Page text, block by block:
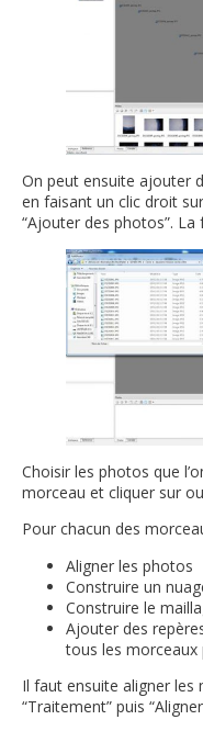
On peut ensuite ajouter
en faisant un clic droit
“Ajouter des photos”.
Choisir les photos que
morceau et cliquer sur
Pour chacun des
Aligner les photos
Construire un
Construire le
Ajouter des
tous les morceaux
Il faut ensuite aligner les
“Traitement” puis